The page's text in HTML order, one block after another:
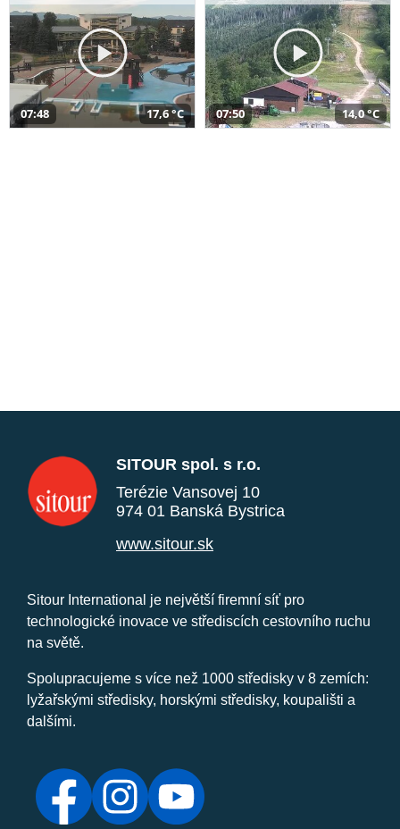
07:48 17,6 °C 07:50 14,0 °C
SITOUR spol. s r.o.
Terézie Vansovej 10
974 01 Banská Bystrica
www.sitour.sk
Sitour International je největší firemní síť pro
technologické inovace ve střediscích cestovního ruchu
na světě.
Spolupracujeme s více než 1000 středisky v 8 zemích:
lyžařskými středisky, horskými středisky, koupališti a
dalšími.